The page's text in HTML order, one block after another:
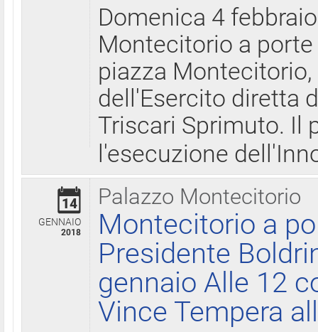
Domenica 4
Montecitorio a
piazza
dell'Esercito diretta
Triscari Sprimuto. Il
l'esecuzione
Palazzo Montecitorio
14
GENNAIO
2018
Montecitorio a
Presidente
gennaio Alle 12
Vince Tempera